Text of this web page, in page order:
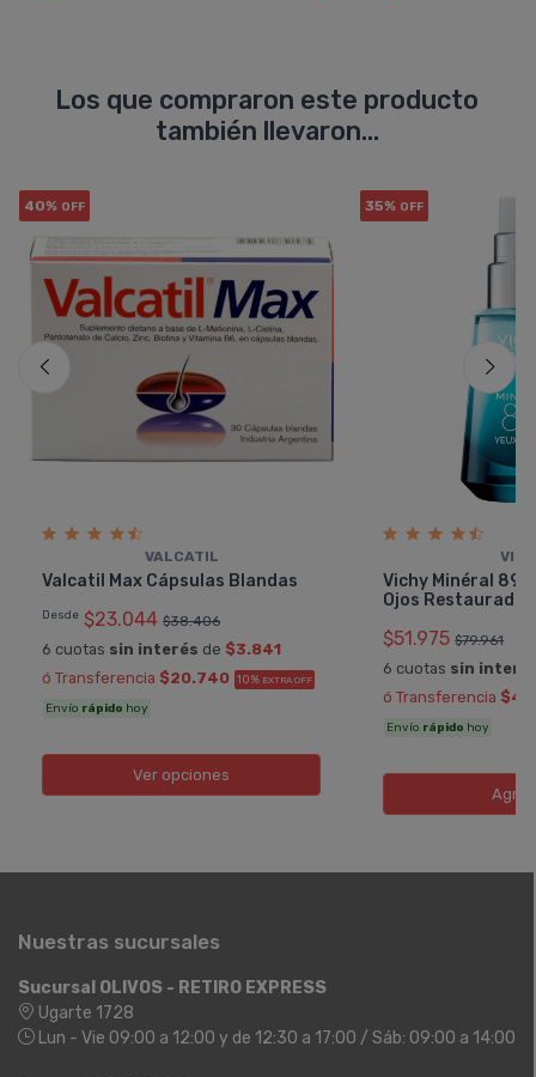
Los que compraron este producto
también llevaron...
40% OFF
VALCATIL
Valcatil Max Cápsulas Blandas
Desde $23.044 $38.406
6 cuotas sin interés de $3.841
ó Transferencia $20.740 10% EXTRA OFF
Envío rápido hoy
Ver opciones
35% OFF
Vichy Minéral 89
Ojos
$51.975 $79.961
6 cuotas sin
ó Transferencia
Envío rápido hoy
Nuestras sucursales
Sucursal OLIVOS - RETIRO EXPRESS
Ugarte 1728
Lun - Vie 09:00 a 12:00 y de 12:30 a 17:00 / Sáb: 09:00 a 14:00